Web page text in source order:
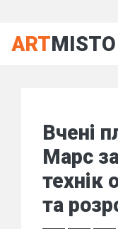
ARTMISTO
Вчені
Марс
технік
та